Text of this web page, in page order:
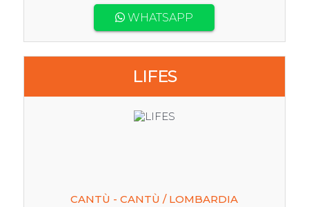
WHATSAPP
LIFES
CANTÙ - CANTÙ / LOMBARDIA